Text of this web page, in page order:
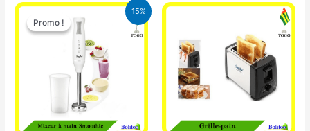
15%
Promo !
Promo !
Le
prix
initial
était :
12.900 CFA.
Le